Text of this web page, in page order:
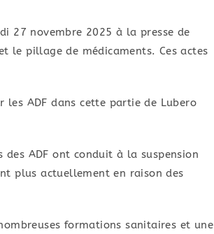
27 novembre 2025 à la presse de
le pillage de médicaments. ​Ces actes
les ADF dans cette partie de Lubero
des ADF ont conduit à la suspension
plus actuellement en raison des
formations sanitaires et une